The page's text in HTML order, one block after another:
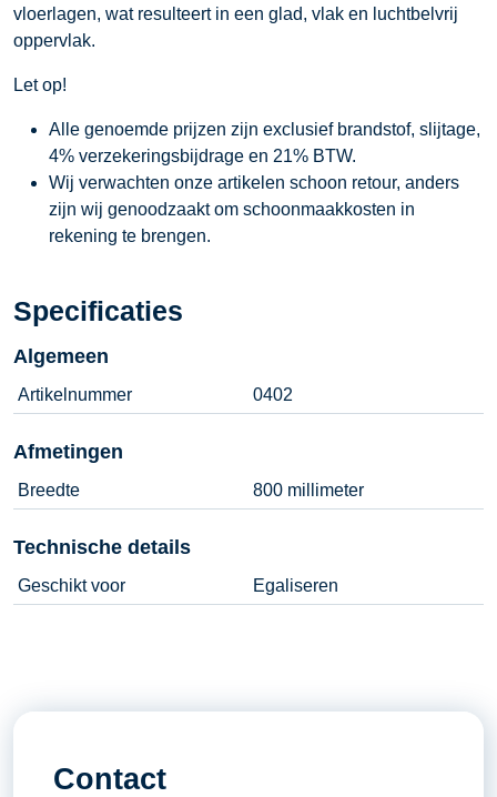
vloerlagen, wat resulteert in een glad, vlak en luchtbelvrij
oppervlak.
Let op!
Alle genoemde prijzen zijn exclusief brandstof, slijtage,
4% verzekeringsbijdrage en 21% BTW.
Wij verwachten onze artikelen schoon retour, anders
zijn wij genoodzaakt om schoonmaakkosten in
rekening te brengen.
Specificaties
Algemeen
Artikelnummer 0402
Afmetingen
Breedte 800 millimeter
Technische details
Geschikt voor Egaliseren
Contact